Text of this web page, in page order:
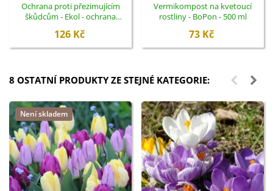
Ochrana proti přezimujícím
škůdcům - Ekol - ochrana
126 Kč
Vermikompost na kvetoucí
rostliny - BoPon - 500 ml
73 Kč
8 OSTATNÍ PRODUKTY ZE STEJNÉ KATEGORIE:
Není skladem